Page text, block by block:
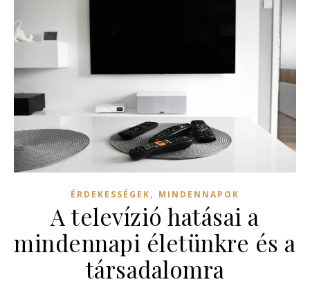
ÉRDEKESSÉGEK, MINDENNAPOK
A televízió hatásai a
mindennapi életünkre és a
társadalomra